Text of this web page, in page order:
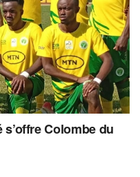
s’offre Colombe du